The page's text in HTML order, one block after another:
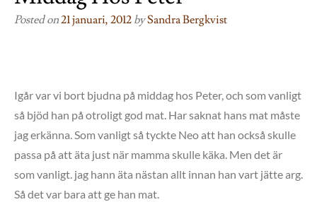
Posted on21 januari, 2012 bySandra Bergkvist
Igår var vi bort bjudna på middag hos Peter, och som vanligt
så bjöd han på otroligt god mat. Har saknat hans mat måste
jag erkänna. Som vanligt så tyckte Neo att han också skulle
passa på att äta just när mamma skulle käka. Men det är
som vanligt. jag hann äta nästan allt innan han vart jätte arg.
Så det var bara att ge han mat.